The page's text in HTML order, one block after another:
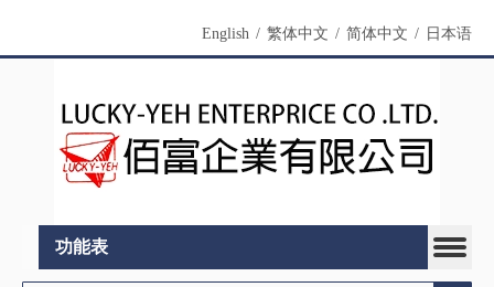
English / 繁体中文 / 简体中文 / 日本语
功能表